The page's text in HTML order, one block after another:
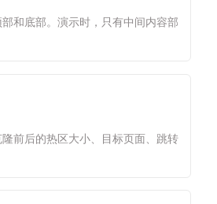
和底部。演示时，只有中间内容部
前后的热区大小、目标页面、跳转